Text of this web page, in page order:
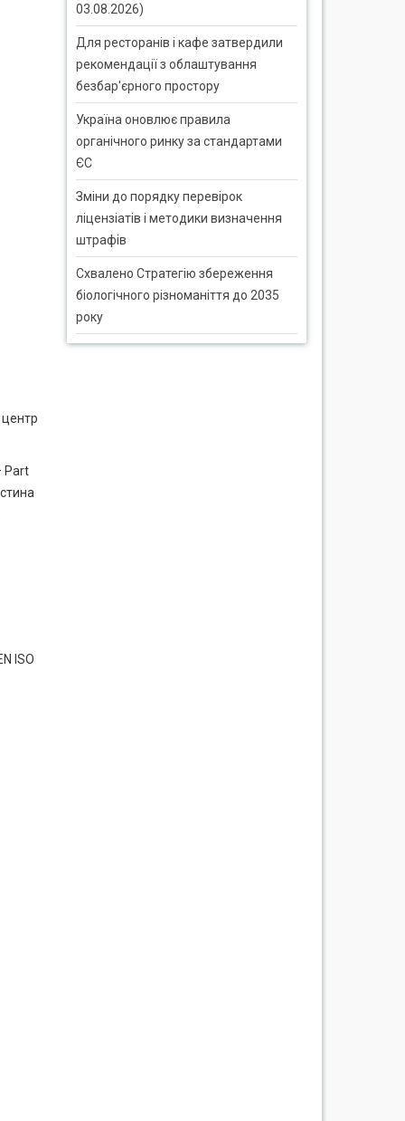
Part
ISO
03.08.2026)
Для ресторанів і кафе затвердили
рекомендації з облаштування
безбар'єрного простору
Україна оновлює правила
органічного ринку за стандартами
ЄС
Зміни до порядку перевірок
ліцензіатів і методики визначення
штрафів
Схвалено Стратегію збереження
біологічного різноманіття до 2035
року